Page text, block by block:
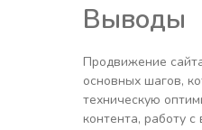
Выводы
Продвижение
основных шагов,
техническую
контента, работу